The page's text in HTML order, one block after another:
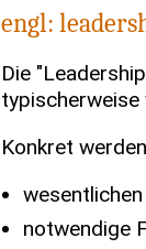
engl:
Die
typischerweise
Konkret
notwendige